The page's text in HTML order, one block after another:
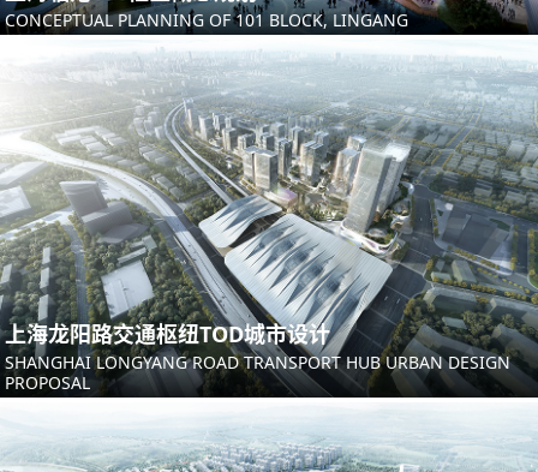
CONCEPTUAL PLANNING OF 101 BLOCK, LINGANG
上海龙阳路交通枢纽TOD城市设计
SHANGHAI LONGYANG ROAD TRANSPORT HUB URBAN DESIGN
PROPOSAL